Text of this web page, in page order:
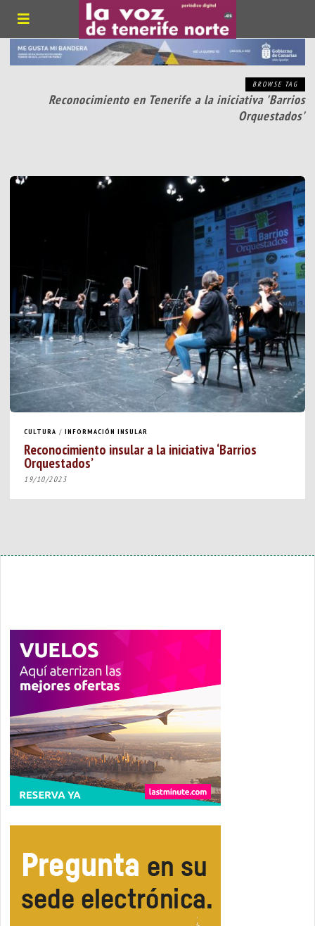
BROWSE TAG
Reconocimiento en Tenerife a la iniciativa 'Barrios
Orquestados'
CULTURA / INFORMACIÓN INSULAR
Reconocimiento insular a la iniciativa ‘Barrios
Orquestados’
19/10/2023